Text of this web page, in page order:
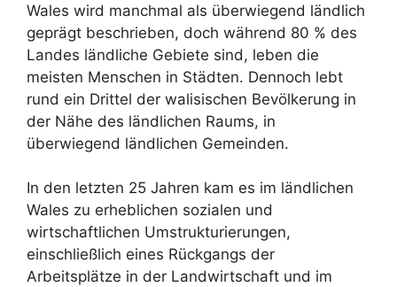
Wales wird manchmal als überwiegend ländlich
geprägt beschrieben, doch während 80 % des
Landes ländliche Gebiete sind, leben die
meisten Menschen in Städten. Dennoch lebt
rund ein Drittel der walisischen Bevölkerung in
der Nähe des ländlichen Raums, in
überwiegend ländlichen Gemeinden.
In den letzten 25 Jahren kam es im ländlichen
Wales zu erheblichen sozialen und
wirtschaftlichen Umstrukturierungen,
einschließlich eines Rückgangs der
Arbeitsplätze in der Landwirtschaft und im